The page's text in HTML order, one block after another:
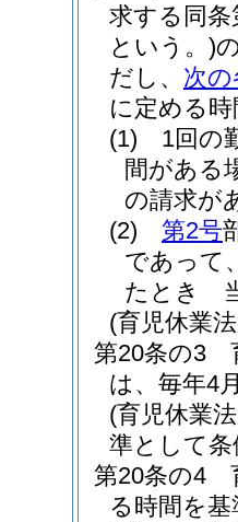
求する同
という。)
だし、 次
に定める
(1)
1回の
間がある
の請求が
(2)
第2号
であって
たとき
(育児休業
第20条の3
は、毎年4
(育児休業
準として
第20条の4
る時間を